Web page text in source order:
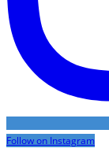
Follow on Instagram